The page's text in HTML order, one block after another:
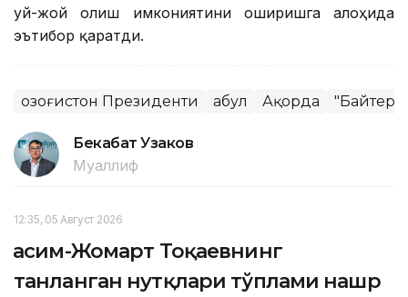
уй-жой олиш имкониятини оширишга алоҳида
эътибор қаратди.
Қозоғистон Президенти Қабул Ақорда
Бекабат Узаков
Муаллиф
12:35, 05 Август 2026
Қасим-Жомарт Тоқаевнинг
танланган нутқлари тўплами нашр